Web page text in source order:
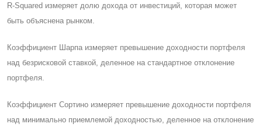
R-Squared измеряет долю дохода от инвестиций, которая может
быть объяснена рынком.
Коэффициент Шарпа измеряет превышение доходности портфеля
над безрисковой ставкой, деленное на стандартное отклонение
портфеля.
Коэффициент Cортино измеряет превышение доходности портфеля
над минимально приемлемой доходностью, деленное на отклонение